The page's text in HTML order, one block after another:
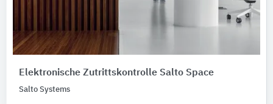
Elektronische Zutrittskontrolle Salto Space
Salto Systems